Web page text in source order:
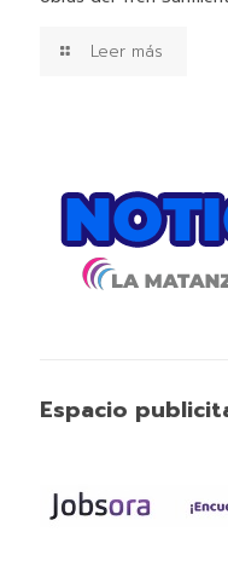
Leer más
Espacio